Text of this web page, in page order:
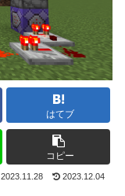
はてブ
コピー
2023.11.28 2023.12.04